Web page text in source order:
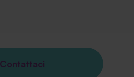
Contattaci